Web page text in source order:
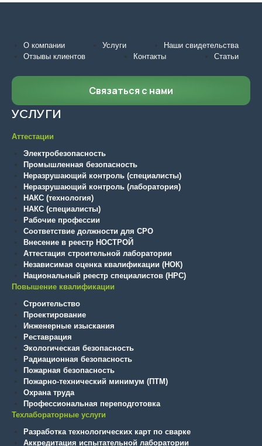
О компании Услуги
Наши свидетельства
Отзывы клиентов
Контакты Статьи
Связаться с нами
УСЛУГИ
Аттестации
Электробезопасность
Промышленная безопасность
Неразрушающий контроль (специалисты)
Неразрушающий контроль (лаборатория)
НАКС (технология)
НАКС (специалисты)
Рабочие профессии
Соответствие должности для СРО
Внесение в реестр НОСТРОЙ
Аттестация строительной лаборатории
Независимая оценка квалификации (НОК)
Национальный реестр специалистов (НРС)
Повышение квалификации
Строительство
Проектирование
Инженерные изыскания
Реставрация
Экологическая безопасность
Радиационная безопасность
Пожарная безопасность
Пожарно-технический минимум (ПТМ)
Охрана труда
Профессиональная переподготовка
Техлабораторные услуги
Разработка технологических карт по сварке
Аккредитация испытательной лаборатории